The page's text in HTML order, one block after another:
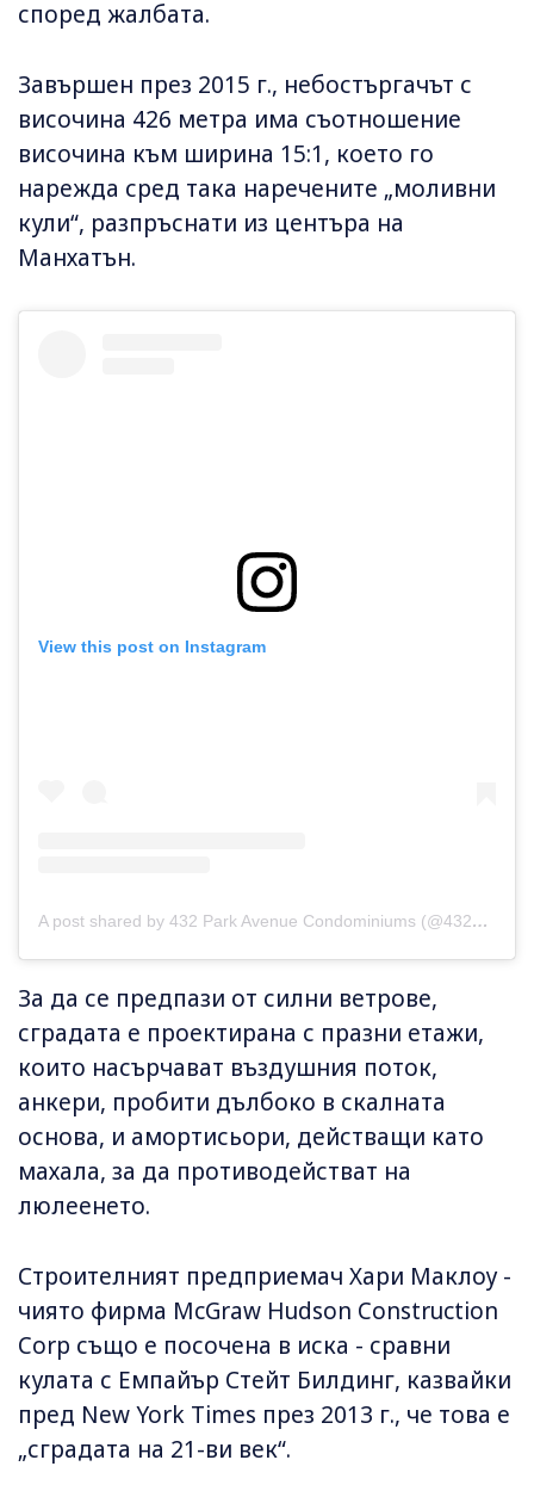
според жалбата.
Завършен през 2015 г., небостъргачът с
височина 426 метра има съотношение
височина към ширина 15:1, което го
нарежда сред така наречените „моливни
кули“, разпръснати из центъра на
Манхатън.
View this post on Instagram
A post shared by 432 Park Avenue Condominiums (@432park)
За да се предпази от силни ветрове,
сградата е проектирана с празни етажи,
които насърчават въздушния поток,
анкери, пробити дълбоко в скалната
основа, и амортисьори, действащи като
махала, за да противодействат на
люлеенето.
Строителният предприемач Хари Маклоу -
чиято фирма McGraw Hudson Construction
Corp също е посочена в иска - сравни
кулата с Емпайър Стейт Билдинг, казвайки
пред New York Times през 2013 г., че това е
„сградата на 21-ви век“.